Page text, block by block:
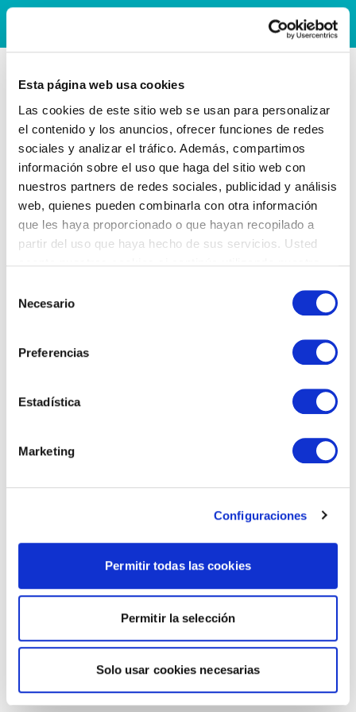
Esta página web usa cookies
Las cookies de este sitio web se usan para personalizar
el contenido y los anuncios, ofrecer funciones de redes
sociales y analizar el tráfico. Además, compartimos
información sobre el uso que haga del sitio web con
nuestros partners de redes sociales, publicidad y análisis
web, quienes pueden combinarla con otra información
que les haya proporcionado o que hayan recopilado a
partir del uso que haya hecho de sus servicios. Usted
Necesario
Preferencias
Estadística
Marketing
Configuraciones
Permitir todas las cookies
Permitir la selección
Solo usar cookies necesarias